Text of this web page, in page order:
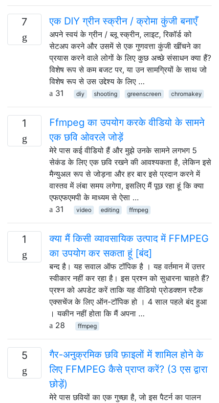
7 एक DIY ग्रीन स्क्रीन / क्रोमा कुंजी बनाएँ
अपने स्वयं के ग्रीन / ब्लू स्क्रीन, लाइट, रिकॉर्ड को
सेटअप करने और उसमें से एक गुणवत्ता कुंजी खींचने का
प्रयास करने वाले लोगों के लिए कुछ अच्छे संसाधन क्या हैं?
विशेष रूप से कम बजट पर, या उन सामग्रियों के साथ जो
विशेष रूप से उस उद्देश्य के लिए …
31
diy shooting greenscreen chromakey
1
Ffmpeg का उपयोग करके वीडियो के सामने
एक छवि ओवरले जोड़ें
मेरे पास कई वीडियो हैं और मुझे उनके सामने लगभग 5
सेकंड के लिए एक छवि रखने की आवश्यकता है, लेकिन इसे
मैन्युअल रूप से जोड़ना और हर बार इसे प्रदान करने में
वास्तव में लंबा समय लगेगा, इसलिए मैं पूछ रहा हूं कि क्या
एफएफएमपी के माध्यम से ऐसा …
31
video editing ffmpeg
1
क्या मैं किसी व्यावसायिक उत्पाद में FFMPEG
का उपयोग कर सकता हूं [बंद]
बन्द है। यह सवाल ऑफ टॉपिक है । यह वर्तमान में उत्तर
स्वीकार नहीं कर रहा है। इस प्रश्न को सुधारना चाहते हैं?
प्रश्न को अपडेट करें ताकि यह वीडियो प्रोडक्शन स्टैक
एक्सचेंज के लिए ऑन-टॉपिक हो । 4 साल पहले बंद हुआ
। यकीन नहीं होता कि मैं अपना …
28
ffmpeg
5
गैर-अनुक्रमिक छवि फ़ाइलों में शामिल होने के
लिए FFMPEG कैसे प्राप्त करें? (3 एस द्वारा
छोड़ें)
मेरे पास छवियों का एक गुच्छा है, जो इस पैटर्न का पालन